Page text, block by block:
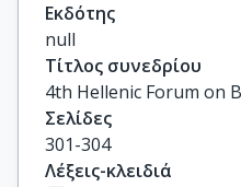
Εκδότης
null
Τίτλος συνεδρίου
4th Hellenic Forum on
Σελίδες
301-304
Λέξεις-κλειδιά